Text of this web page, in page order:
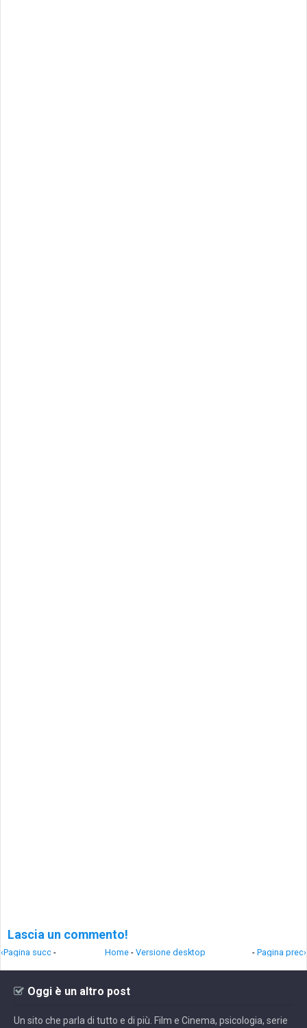
Lascia un commento!
‹Pagina succ - - Pagina prec›
Home - Versione desktop
Oggi è un altro post
Un sito che parla di tutto e di più. Film e Cinema, psicologia, serie